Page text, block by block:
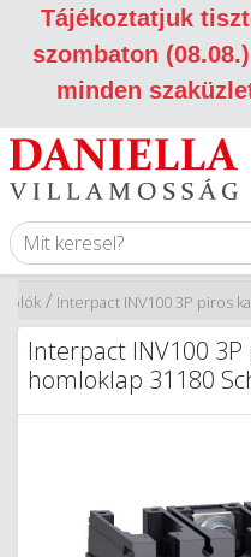
Tájékoztatjuk
szombaton
minden
Interpact INV100 3P piros
/
Interpact INV100
homloklap 31180